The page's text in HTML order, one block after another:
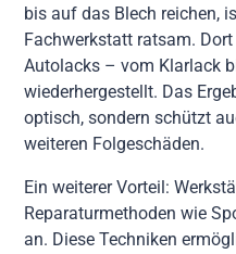
bis auf das Blech reichen,
Fachwerkstatt ratsam.
Autolacks – vom Klarlack
wiederhergestellt. Das
optisch, sondern schützt
weiteren Folgeschäden.
Ein weiterer Vorteil:
Reparaturmethoden wie
an. Diese Techniken